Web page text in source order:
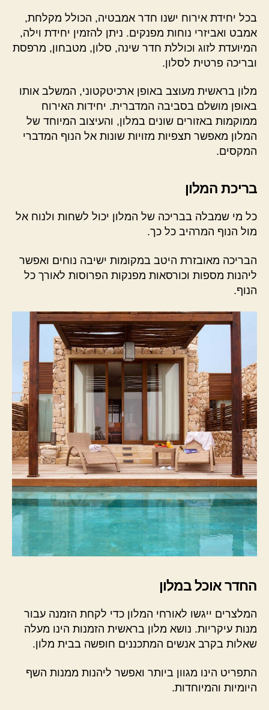
בכל יחידת אירוח ישנו חדר אמבטיה, הכולל מקלחת,
אמבט ואביזרי נוחות מפנקים. ניתן להזמין יחידת וילה,
המיועדת לזוג וכוללת חדר שינה, סלון, מטבחון, מרפסת
ובריכה פרטית לסלון.
מלון בראשית מעוצב באופן ארכיטקטוני, המשלב אותו
באופן מושלם בסביבה המדברית. יחידות האירוח
ממוקמות באזורים שונים במלון, והעיצוב המיוחד של
המלון מאפשר תצפיות מזויות שונות אל הנוף המדברי
המקסים.
בריכת המלון
כל מי שמבלה בבריכה של המלון יכול לשחות ולנוח אל
מול הנוף המרהיב כל כך.
הבריכה מאובזרת היטב במקומות ישיבה נוחים ואפשר
ליהנות מספות וכורסאות מפנקות הפרוסות לאורך כל
הנוף.
החדר אוכל במלון
המלצרים ייגשו לאורחי המלון כדי לקחת הזמנה עבור
מנות עיקריות. נושא מלון בראשית הזמנות הינו מעלה
שאלות בקרב אנשים המתכננים חופשה בבית מלון.
התפריט הינו מגוון ביותר ואפשר ליהנות ממנות השף
היומיות והמיוחדות.